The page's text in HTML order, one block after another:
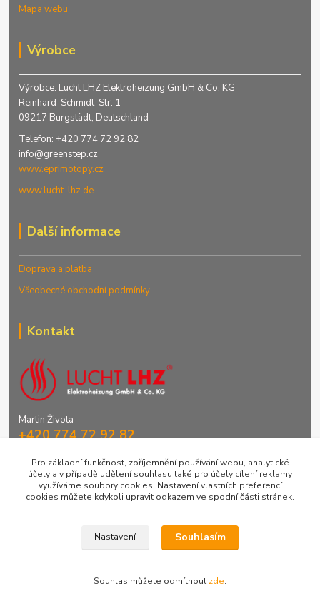
Mapa webu
Výrobce
Výrobce: Lucht LHZ Elektroheizung GmbH & Co. KG
Reinhard-Schmidt-Str. 1
09217 Burgstädt, Deutschland
Telefon: +420 774 72 92 82
info@greenstep.cz
www.eprimotopy.cz
www.lucht-lhz.de
Další informace
Doprava a platba
Všeobecné obchodní podmínky
Kontakt
Martin Života
+420 774 72 92 82
info@greenstep.cz
Elektrické topení s akumulací 2020 - nový design
Pro základní funkčnost, zpříjemnění používání webu, analytické
účely a v případě udělení souhlasu také pro účely cílení reklamy
využíváme soubory cookies. Nastavení vlastních preferencí
cookies můžete kdykoli upravit odkazem ve spodní části stránek.
Nastavení Souhlasím
Souhlas můžete odmítnout zde.